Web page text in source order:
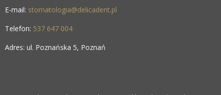
E-mail: stomatologia@delicadent.pl
Telefon: 537 647 004
Adres: ul. Poznańska 5, Poznań